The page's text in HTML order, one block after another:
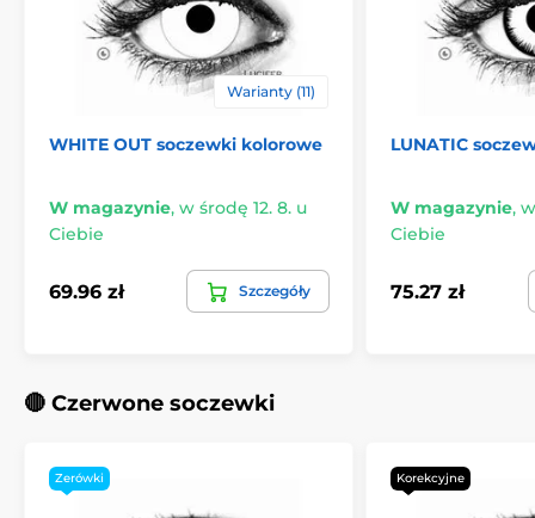
Warianty (11)
WHITE OUT soczewki kolorowe
W magazynie, w środę 12. 8. u
Ciebie
69.96 zł Szczegóły
LUNATIC
W magazynie,
Ciebie
75.27 zł
🔴 Czerwone soczewki
Zerówki Korekcyjne